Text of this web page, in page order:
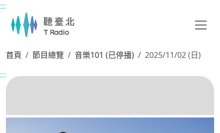
主要內容區塊
:::
首頁 節目總覽 音樂101 (已停播)
2025/11/02 (日)
:::